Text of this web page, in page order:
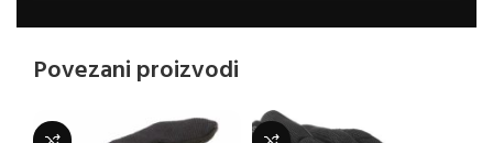
Povezani proizvodi